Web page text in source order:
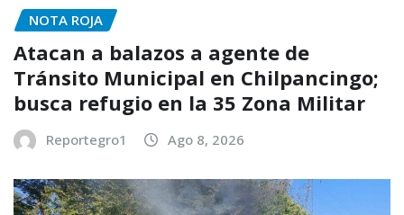
NOTA ROJA
Atacan a balazos a agente de
Tránsito Municipal en Chilpancingo;
busca refugio en la 35 Zona Militar
Reportegro1 Ago 8, 2026